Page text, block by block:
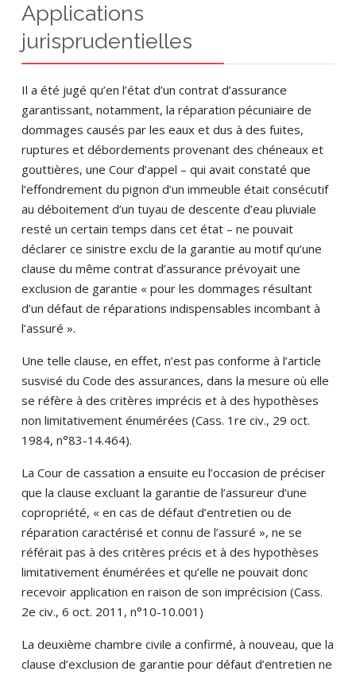
Applications
jurisprudentielles
Il a été jugé qu’en l’état d’un contrat d’assurance
garantissant, notamment, la réparation pécuniaire de
dommages causés par les eaux et dus à des fuites,
ruptures et débordements provenant des chéneaux et
gouttières, une Cour d’appel – qui avait constaté que
l’effondrement du pignon d’un immeuble était consécutif
au déboitement d’un tuyau de descente d’eau pluviale
resté un certain temps dans cet état – ne pouvait
déclarer ce sinistre exclu de la garantie au motif qu’une
clause du même contrat d’assurance prévoyait une
exclusion de garantie « pour les dommages résultant
d’un défaut de réparations indispensables incombant à
l’assuré ».
Une telle clause, en effet, n’est pas conforme à l’article
susvisé du Code des assurances, dans la mesure où elle
se réfère à des critères imprécis et à des hypothèses
non limitativement énumérées (Cass. 1re civ., 29 oct.
1984, n°83-14.464).
La Cour de cassation a ensuite eu l’occasion de préciser
que la clause excluant la garantie de l’assureur d’une
copropriété, « en cas de défaut d’entretien ou de
réparation caractérisé et connu de l’assuré », ne se
référait pas à des critères précis et à des hypothèses
limitativement énumérées et qu’elle ne pouvait donc
recevoir application en raison de son imprécision (Cass.
2e civ., 6 oct. 2011, n°10-10.001)
La deuxième chambre civile a confirmé, à nouveau, que la
clause d’exclusion de garantie pour défaut d’entretien ne